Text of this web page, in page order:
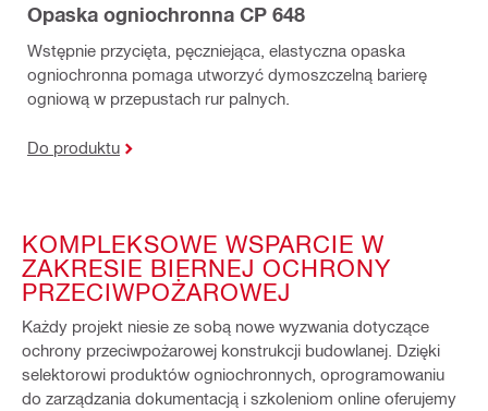
Opaska ogniochronna CP 648
Wstępnie przycięta, pęczniejąca, elastyczna opaska
ogniochronna pomaga utworzyć dymoszczelną barierę
ogniową w przepustach rur palnych.
Do produktu
KOMPLEKSOWE WSPARCIE W
ZAKRESIE BIERNEJ OCHRONY
PRZECIWPOŻAROWEJ
Każdy projekt niesie ze sobą nowe wyzwania dotyczące
ochrony przeciwpożarowej konstrukcji budowlanej. Dzięki
selektorowi produktów ogniochronnych, oprogramowaniu
do zarządzania dokumentacją i szkoleniom online oferujemy